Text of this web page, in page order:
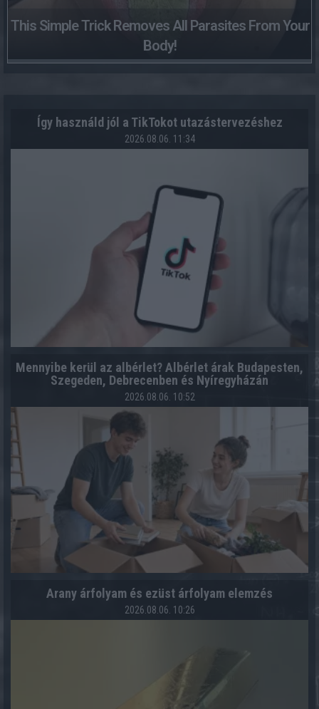
This Simple Trick Removes All Parasites From Your
Body!
Így használd jól a TikTokot utazástervezéshez
2026.08.06. 11:34
Mennyibe kerül az albérlet? Albérlet árak Budapesten,
Szegeden, Debrecenben és Nyíregyházán
2026.08.06. 10:52
Arany árfolyam és ezüst árfolyam elemzés
2026.08.06. 10:26